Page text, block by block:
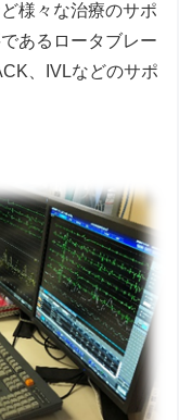
様々な治療のサポ
あるロータブレー
、IVLなどのサポ